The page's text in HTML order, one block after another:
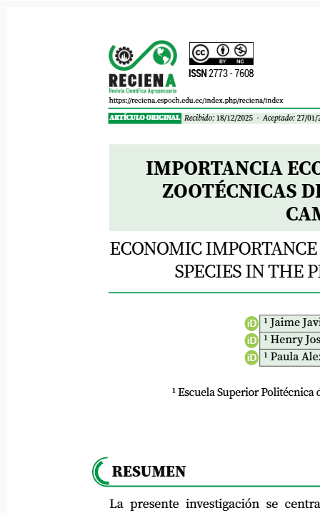
Martínez, et al.
https://reciena.espoch.edu.ec/index.php/reciena/index
ISSN 2773 - 7608
ECONOMIC IMPORTANCE
SPECIES IN THE
La presente investigación se centra en
ARTÍCULO ORIGINAL Recibido: 18/12/2025 · Aceptado: 27/01/
1 Jaime
iD
1 Paula
iD
1 Henry
iD
IMPORTANCIA
ZOOTÉCNICAS
RESUMEN
1 Escuela Superior Politécnica de